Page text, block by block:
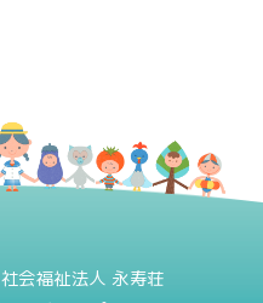
社会福祉法人 永寿荘